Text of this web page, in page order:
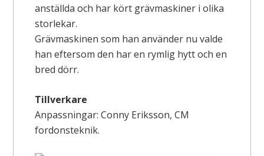
anställda och har kört grävmaskiner i olika
storlekar.
Grävmaskinen som han använder nu valde
han eftersom den har en rymlig hytt och en
bred dörr.
Tillverkare
Anpassningar: Conny Eriksson, CM
fordonsteknik.